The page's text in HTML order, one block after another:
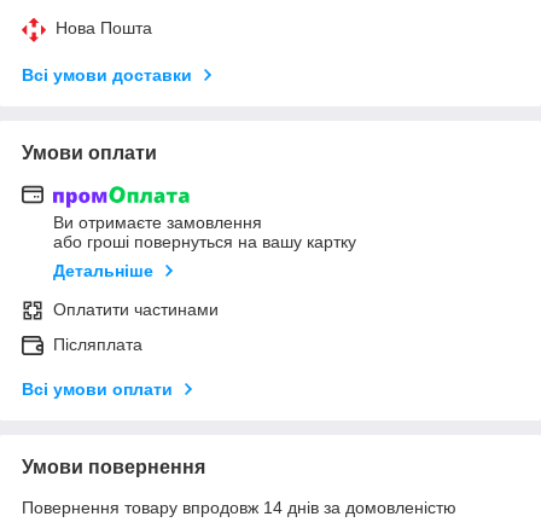
Нова Пошта
Всі умови доставки
Умови оплати
Ви отримаєте замовлення
або гроші повернуться на вашу картку
Детальніше
Оплатити частинами
Післяплата
Всі умови оплати
Умови повернення
Повернення товару впродовж 14 днів за домовленістю